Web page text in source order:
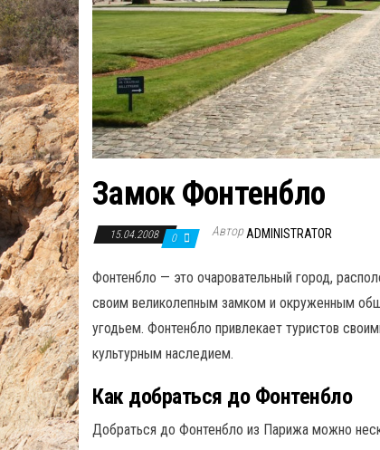
Замок Фонтенбло
15.04.2008 0 АвторADMINISTRATOR
Фонтенбло — это очаровательный город,
своим великолепным замком и окруженным
угодьем. Фонтенбло привлекает туристов
культурным наследием.
Как добраться до Фонтенбло
Добраться до Фонтенбло из Парижа можно